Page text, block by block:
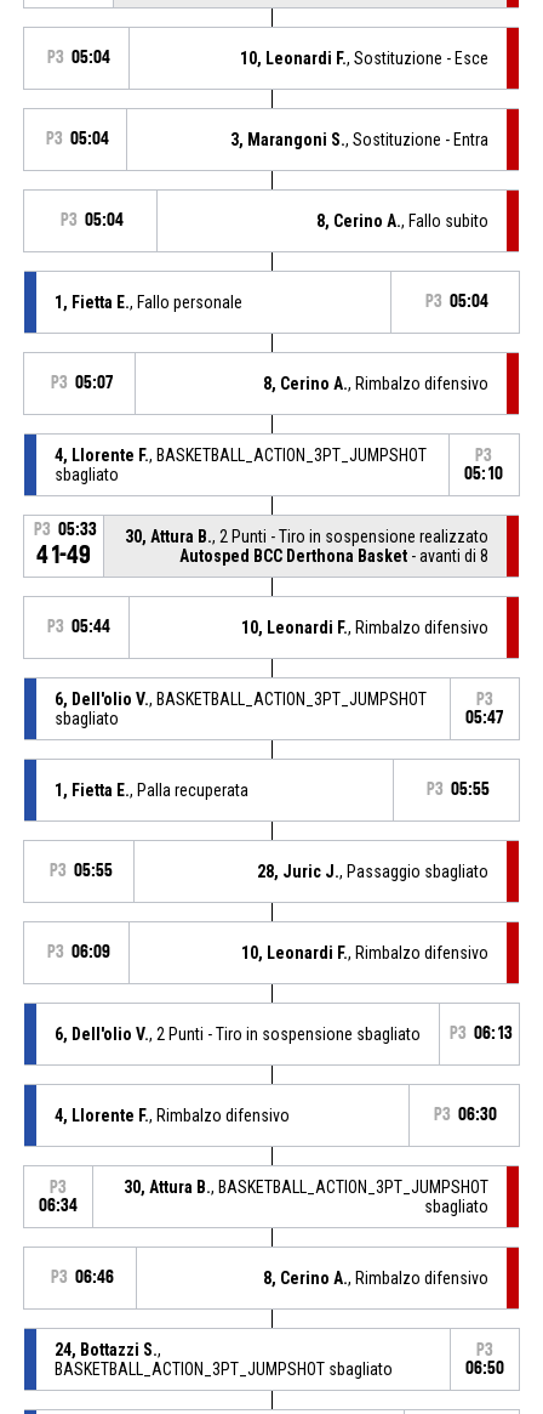
P3 05:04 10, Leonardi F., Sostituzione - Esce
P3 05:04 3, Marangoni S., Sostituzione - Entra
P3 05:04 8, Cerino A., Fallo subito
1, Fietta E., Fallo personale P3 05:04
P3 05:07 8, Cerino A., Rimbalzo difensivo
4, Llorente F., BASKETBALL_ACTION_3PT_JUMPSHOT
sbagliato
P3
05:10
P3 05:33
41-49
30, Attura B., 2 Punti - Tiro in sospensione realizzato
Autosped BCC Derthona Basket - avanti di 8
P3 05:44 10, Leonardi F., Rimbalzo difensivo
6, Dell'olio V., BASKETBALL_ACTION_3PT_JUMPSHOT
sbagliato
P3
05:47
1, Fietta E., Palla recuperata P3 05:55
P3 05:55 28, Juric J., Passaggio sbagliato
P3 06:09 10, Leonardi F., Rimbalzo difensivo
6, Dell'olio V., 2 Punti - Tiro in sospensione sbagliato P3 06:13
4, Llorente F., Rimbalzo difensivo P3 06:30
P3
06:34
30, Attura B., BASKETBALL_ACTION_3PT_JUMPSHOT
sbagliato
P3 06:46 8, Cerino A., Rimbalzo difensivo
24, Bottazzi S.,
BASKETBALL_ACTION_3PT_JUMPSHOT sbagliato
P3
06:50